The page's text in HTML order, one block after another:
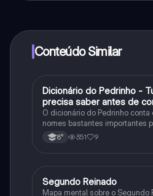
Conteúdo Similar
História
Dicionário do Pedrinho -
precisa saber antes de
segundo reinado!
O dicionário do Pedrinho
nomes bastantes importantes
segundo reinado e muito mais.
8° 351 9
História
Segundo Reinado
Mapa mental sobre o Segundo